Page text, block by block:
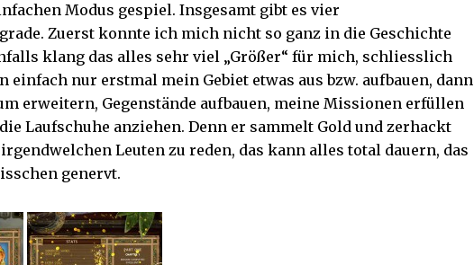
Modus gespiel. Insgesamt gibt es vier
Zuerst konnte ich mich nicht so ganz in die Geschichte
klang das alles sehr viel „Größer“ für mich, schliesslich
einfach nur erstmal mein Gebiet etwas aus bzw. aufbauen, dann
erweitern, Gegenstände aufbauen, meine Missionen erfüllen
Laufschuhe anziehen. Denn er sammelt Gold und zerhackt
Leuten zu reden, das kann alles total dauern, das
genervt.